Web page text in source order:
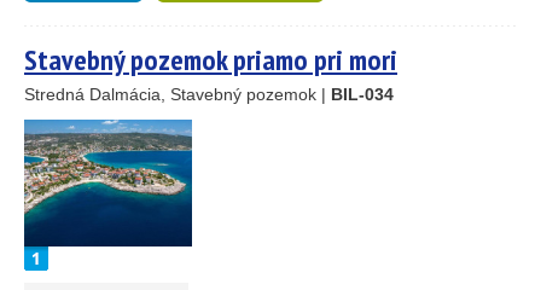
Stavebný pozemok priamo pri mori
Stredná Dalmácia, Stavebný pozemok | BIL-034